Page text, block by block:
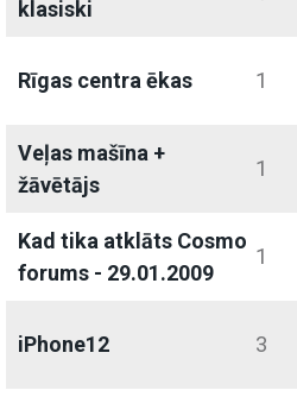
klasiski
Rīgas centra ēkas 1
Veļas mašīna +
žāvētājs
1
Kad tika atklāts Cosmo
forums - 29.01.2009
1
iPhone12 3